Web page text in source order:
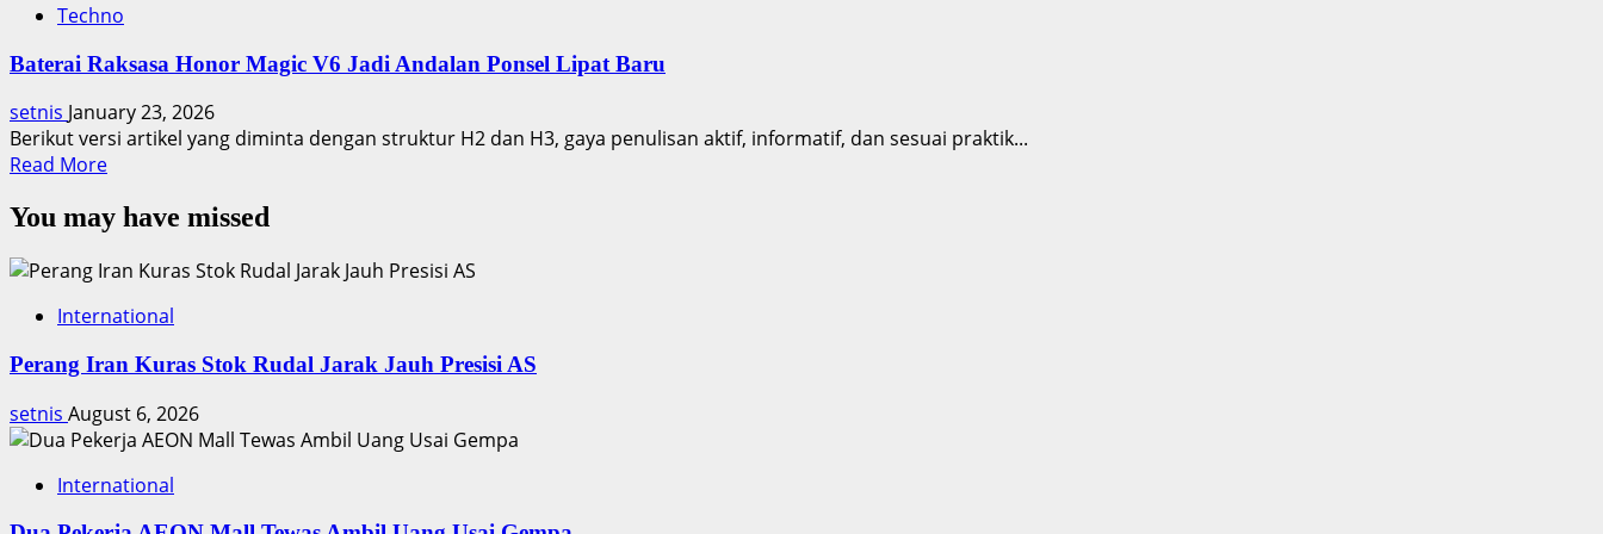
Techno
Baterai Raksasa Honor Magic V6 Jadi Andalan Ponsel Lipat Baru
setnis January 23, 2026
Berikut versi artikel yang diminta dengan struktur H2 dan H3, gaya penulisan aktif, informatif, dan sesuai praktik...
Read MoreRead
about
Raksasa
Magic
Jadi
Ponsel
Lipat
Baru
You may have missed
International
Perang Iran Kuras Stok Rudal Jarak Jauh Presisi AS
setnis August 6, 2026
International